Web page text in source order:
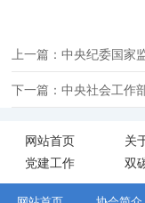
网站首页 关
党建工作
双